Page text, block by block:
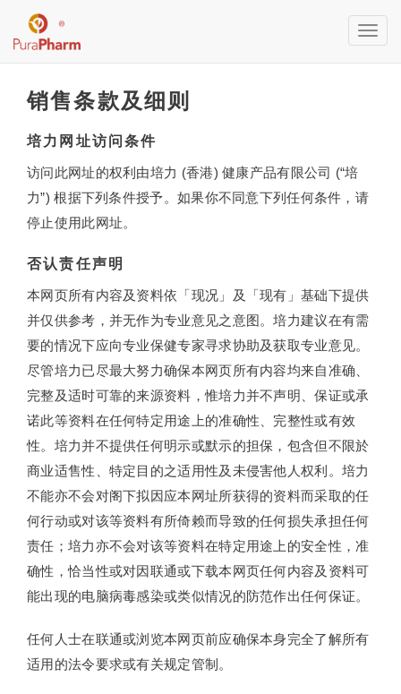
销售条款及细则
培力网址访问条件
访问此网址的权利由培力 (香港) 健康产品有限公司 (“培
力”) 根据下列条件授予。如果你不同意下列任何条件，请
停止使用此网址。
否认责任声明
本网页所有内容及资料依「现况」及「现有」基础下提供
并仅供参考，并无作为专业意见之意图。培力建议在有需
要的情况下应向专业保健专家寻求协助及获取专业意见。
尽管培力已尽最大努力确保本网页所有内容均来自准确、
完整及适时可靠的来源资料，惟培力并不声明、保证或承
诺此等资料在任何特定用途上的准确性、完整性或有效
性。培力并不提供任何明示或默示的担保，包含但不限於
商业适售性、特定目的之适用性及未侵害他人权利。培力
不能亦不会对阁下拟因应本网址所获得的资料而采取的任
何行动或对该等资料有所倚赖而导致的任何损失承担任何
责任；培力亦不会对该等资料在特定用途上的安全性，准
确性，恰当性或对因联通或下载本网页任何内容及资料可
能出现的电脑病毒感染或类似情况的防范作出任何保证。
任何人士在联通或浏览本网页前应确保本身完全了解所有
适用的法令要求或有关规定管制。